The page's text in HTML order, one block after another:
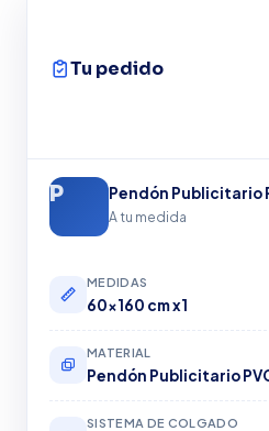
Tu pedido
Pendón Publicitario
A tu medida
MEDIDAS
60x160 cm x1
MATERIAL
Pendón Publicitario
SISTEMA DE COLGADO